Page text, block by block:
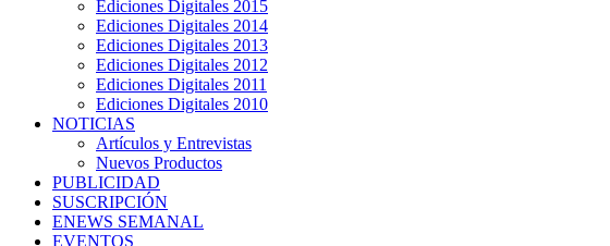
Ediciones Digitales 2015
Ediciones Digitales 2014
Ediciones Digitales 2013
Ediciones Digitales 2012
Ediciones Digitales 2011
Ediciones Digitales 2010
NOTICIAS
Artículos y Entrevistas
Nuevos Productos
PUBLICIDAD
SUSCRIPCIÓN
ENEWS SEMANAL
EVENTOS